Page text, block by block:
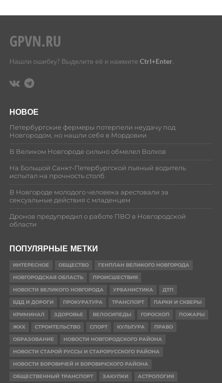
Нашли ошибку? Выделите её и нажмите Ctrl+Enter.
НОВОЕ
Петербургские фермеры потерпели неудачу под
Новгородом, но нашли себя в Мордовии
В Великом Новгороде сильно обмелел Волхов
На Большой Санкт-Петербургской пьяный водитель
испытал на прочность столб
В Новгороде молодого человека арестовали за
сексуальные действия с младенцем
Дронов предупредил о работе ПВО в Новгородской
области
ПОПУЛЯРНЫЕ МЕТКИ
ИНТЕРЕСНОЕ ОБЩЕСТВО
ГЕНПЛАН ВЕЛИКОГО НОВГОРОДА
НОВГОРОДСКАЯ ОБЛАСТЬ
ПРОИСШЕСТВИЯ
НОВОСТИ ВЕЛИКОГО НОВГОРОДА
УРБАНИСТИКА
ДТП
БДД И ДОРОГИ
ПРОКУРАТУРА ТРАНСПОРТ
ПАРКИ И СКВЕРЫ
КРИМИНАЛ
ЗДОРОВЬЕ ВЕЛОСИПЕДЫ ГОРОСКОП
ПОЖАРЫ
ЖКХ
СТРОИТЕЛЬСТВО СПОРТ КУЛЬТУРА
ПРАВО
ОБРАЗОВАНИЕ
НОВОСТИ НОВГОРОДСКОГО РАЙОНА
НОВОСТИ СТАРОЙ РУССЫ И СТАРОРУССКОГО РАЙОНА
НОВОСТИ БОРОВИЧЕЙ И БОРОВИЧСКОГО РАЙОНА
ОБЩЕСТВЕННЫЙ ТРАНСПОРТ
ЗАКУПКИ АСТРОЛОГИЯ